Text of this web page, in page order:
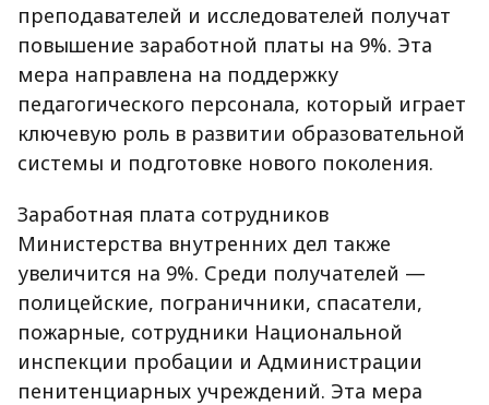
преподавателей и исследователей получат
повышение заработной платы на 9%. Эта
мера направлена на поддержку
педагогического персонала, который играет
ключевую роль в развитии образовательной
системы и подготовке нового поколения.
Заработная плата сотрудников
Министерства внутренних дел также
увеличится на 9%. Среди получателей —
полицейские, пограничники, спасатели,
пожарные, сотрудники Национальной
инспекции пробации и Администрации
пенитенциарных учреждений. Эта мера